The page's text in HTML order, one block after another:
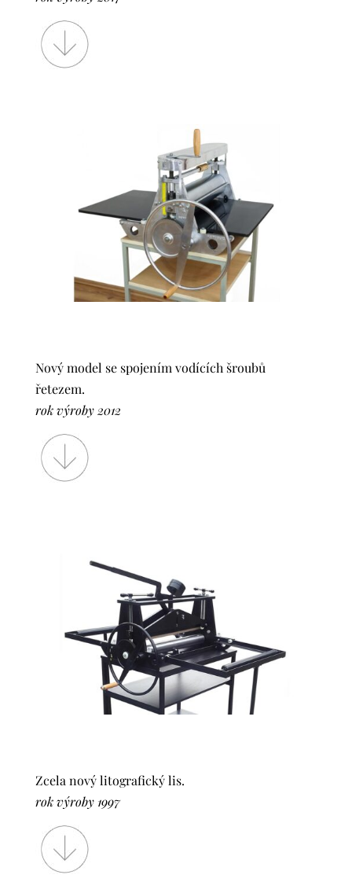
Nový model se spojením vodících šroubů
řetezem.
rok výroby 2012
Zcela nový litografický lis.
rok výroby 1997